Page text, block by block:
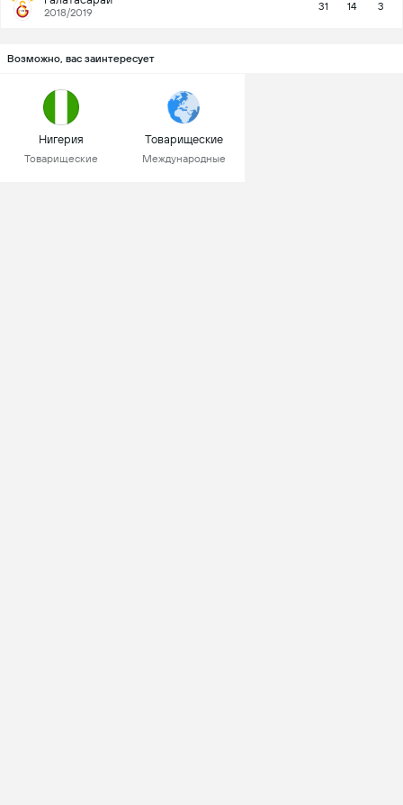
2018/2019 31 14 3
Возможно, вас заинтересует
Нигерия
Товарищеские
Товарищеские
Международные